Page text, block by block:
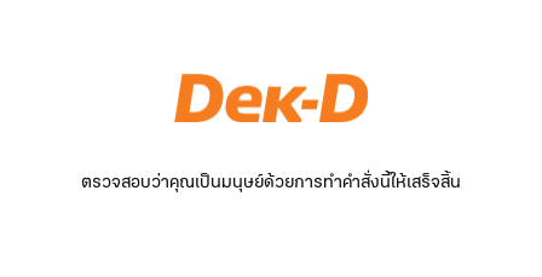
ตรวจสอบว่าคุณเป็นมนุษย์ด้วยการทำคำสั่งนี้ให้เสร็จสิ้น